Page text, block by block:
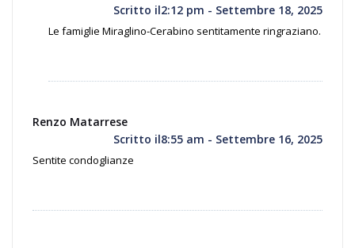
Scritto il2:12 pm - Settembre 18, 2025
Le famiglie Miraglino-Cerabino sentitamente ringraziano.
Renzo Matarrese
Scritto il8:55 am - Settembre 16, 2025
Sentite condoglianze